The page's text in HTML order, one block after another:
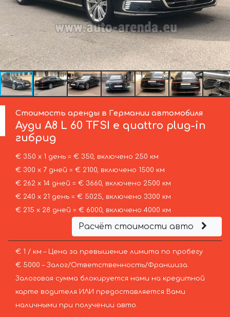
Стоимость аренды в Германии автомобиля
Ауди A8 L 60 TFSI e quattro plug-in
гибрид
€ 350 х 1 день = € 350, включено 250 км
€ 300 х 7 дней = € 2100, включено 1500 км
€ 262 х 14 дней = € 3660, включено 2500 км
€ 240 х 21 день = € 5025, включено 3300 км
€ 215 х 28 дней = € 6000, включено 4000 км
Расчёт стоимости авто
€ 1 / км – Цена за превышение лимита по пробегу
€ 5000 – Залог/Ответственность/Франшиза.
Залоговая сумма блокируется нами на кредитной
карте водителя ИЛИ предоставляется Вами
наличными при получении авто.